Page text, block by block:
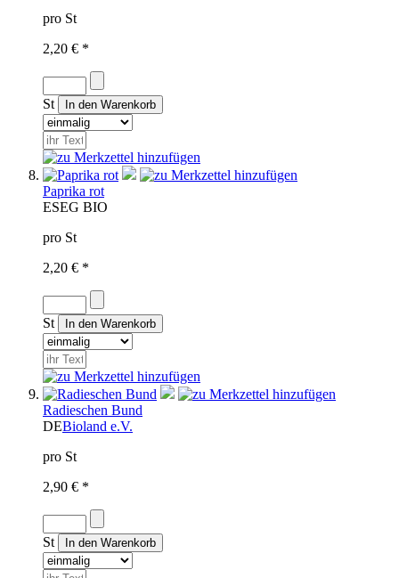
pro St
2,20 € *
St
Paprika rot
ESEG BIO
pro St
2,20 € *
St
Radieschen Bund
DEBioland e.V.
pro St
2,90 € *
St